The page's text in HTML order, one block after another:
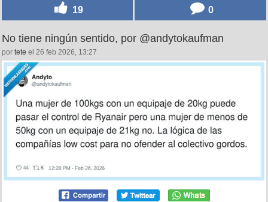
19 0
No tiene ningún sentido, por @andytokaufman
por tete el 26 feb 2026, 13:27